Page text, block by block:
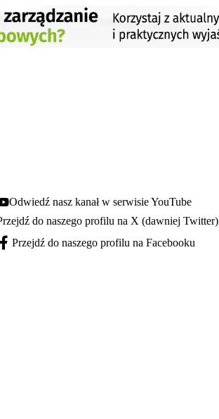
- otwiera się w nowej karcie
Odwiedź nasz kanał w serwisie YouTube
się w nowej karcie
do naszego profilu na X (dawniej Twitter)
- otwiera się w nowej karcie
Przejdź do naszego profilu na Facebooku